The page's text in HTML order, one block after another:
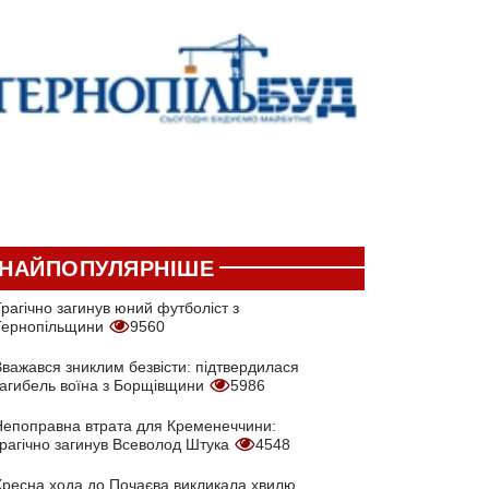
загинув юний футболіст з
9560
зниклим безвісти: підтвердилася
воїна з Борщівщини
5986
втрата для Кременеччини:
загинув Всеволод Штука
4548
хода до Почаєва викликала хвилю